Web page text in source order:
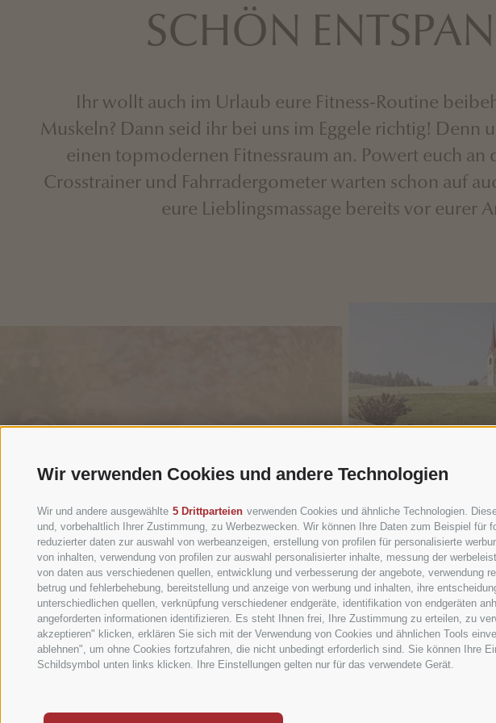
Wir verwenden Cookies und andere Technologien
Wir und andere ausgewählte 5 Drittparteien verwenden Cookies und ähnliche Technologien.
und, vorbehaltlich Ihrer Zustimmung, zu Werbezwecken. Wir können Ihre Daten zum Beispiel
reduzierter daten zur auswahl von werbeanzeigen, erstellung von profilen für personalisierte
von inhalten, verwendung von profilen zur auswahl personalisierter inhalte, messung der
von daten aus verschiedenen quellen, entwicklung und verbesserung der angebote,
betrug und fehlerbehebung, bereitstellung und anzeige von werbung und inhalten, ihre
unterschiedlichen quellen, verknüpfung verschiedener endgeräte, identifikation von endgeräten
angeforderten informationen identifizieren. Es steht Ihnen frei, Ihre Zustimmung zu erteilen, zu
akzeptieren" klicken, erklären Sie sich mit der Verwendung von Cookies und ähnlichen Tools
ablehnen", um ohne Cookies fortzufahren, die nicht unbedingt erforderlich sind. Sie können Ihre
Schildsymbol unten links klicken. Ihre Einstellungen gelten nur für das verwendete Gerät.
SCHÖN
Ihr wollt auch im Urlaub eure Fitness-Routine
Muskeln? Dann seid ihr bei uns im Eggele richtig! Denn
einen topmodernen Fitnessraum an. Powert euch an
Crosstrainer und Fahrradergometer warten schon auf
eure Lieblingsmassage bereits vor eurer